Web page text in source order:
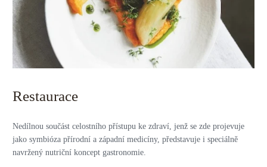
Restaurace
Nedílnou součást celostního přístupu ke zdraví, jenž se zde projevuje
jako symbióza přírodní a západní medicíny, představuje i speciálně
navržený nutriční koncept gastronomie.